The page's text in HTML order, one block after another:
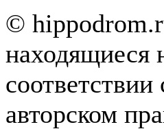
©
находящиеся
авторском